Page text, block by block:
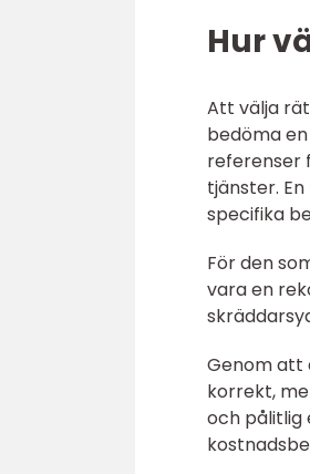
Hur
Att välja
bedöma
referenser
tjänster.
specifika
För den
vara en
Genom att
korrekt,
och pålitlig